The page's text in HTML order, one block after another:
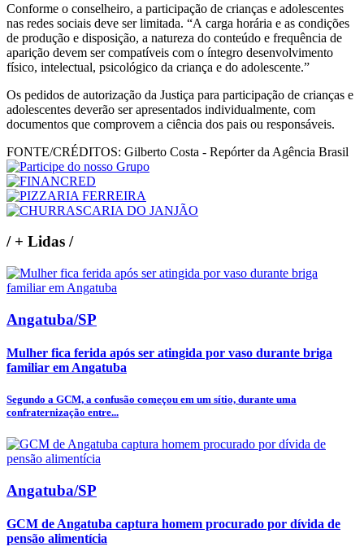
Conforme o conselheiro, a participação de crianças e adolescentes
nas redes sociais deve ser limitada. “A carga horária e as condições
de produção e disposição, a natureza do conteúdo e frequência de
aparição devem ser compatíveis com o íntegro desenvolvimento
físico, intelectual, psicológico da criança e do adolescente.”
Os pedidos de autorização da Justiça para participação de crianças e
adolescentes deverão ser apresentados individualmente, com
documentos que comprovem a ciência dos pais ou responsáveis.
FONTE/CRÉDITOS: Gilberto Costa - Repórter da Agência Brasil
/+ Lidas /
Angatuba/SP
Mulher fica ferida após ser atingida por vaso durante briga
familiar em Angatuba
Segundo a GCM, a confusão começou em um sítio, durante uma
confraternização entre...
Angatuba/SP
GCM de Angatuba captura homem procurado por dívida de
pensão alimentícia